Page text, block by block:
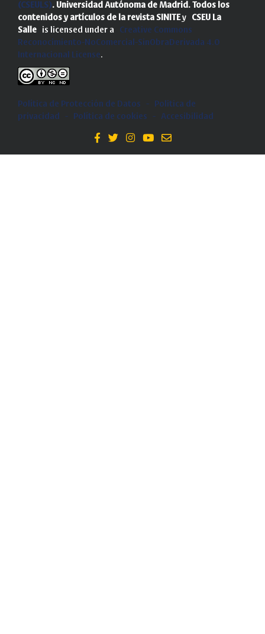
(CSEULS). Universidad Autónoma de Madrid. Todos los
contenidos y artículos de la revista SINITEy CSEU La
Salle is licensed under a Creative Commons
Reconocimiento-NoComercial-SinObraDerivada 4.0
Internacional License.
Política de Protección de Datos -
Politica de
privacidad
- Política de cookies - Accesibilidad